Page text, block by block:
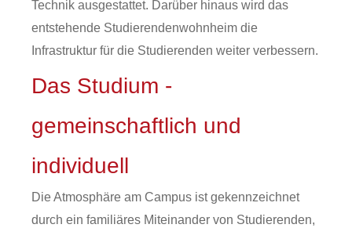
Technik ausgestattet. Darüber hinaus wird das
entstehende Studierendenwohnheim die
Infrastruktur für die Studierenden weiter verbessern.
Das Studium -
gemeinschaftlich und
individuell
Die Atmosphäre am Campus ist gekennzeichnet
durch ein familiäres Miteinander von Studierenden,